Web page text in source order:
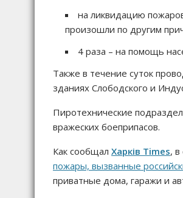
на ликвидацию
произошли по другим
4 раза – на помощь
Также в течение суток
зданиях Слободского и
Пиротехнические
вражеских боеприпасов.
Как сообщал Харків Times, в
пожары, вызванные
приватные дома, гаражи и